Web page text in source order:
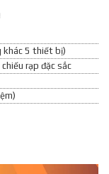
khác 5 thiết bị)
rạp đặc sắc